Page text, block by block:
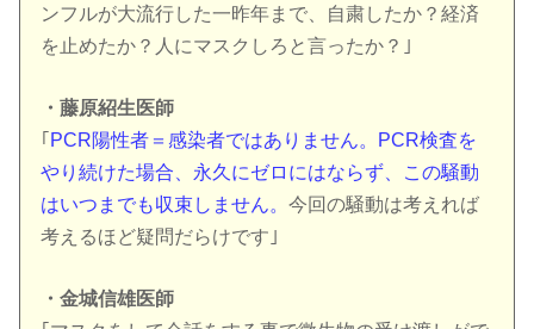
ンフルが大流行した一昨年まで、自粛したか？経済
を止めたか？人にマスクしろと言ったか？｣
・藤原紹生医師
｢ PCR陽性者＝感染者ではありません。PCR検査を
やり続けた場合、永久にゼロにはならず、この騒動
はいつまでも収束しません。今回の騒動は考えれば
考えるほど疑問だらけです｣
・金城信雄医師